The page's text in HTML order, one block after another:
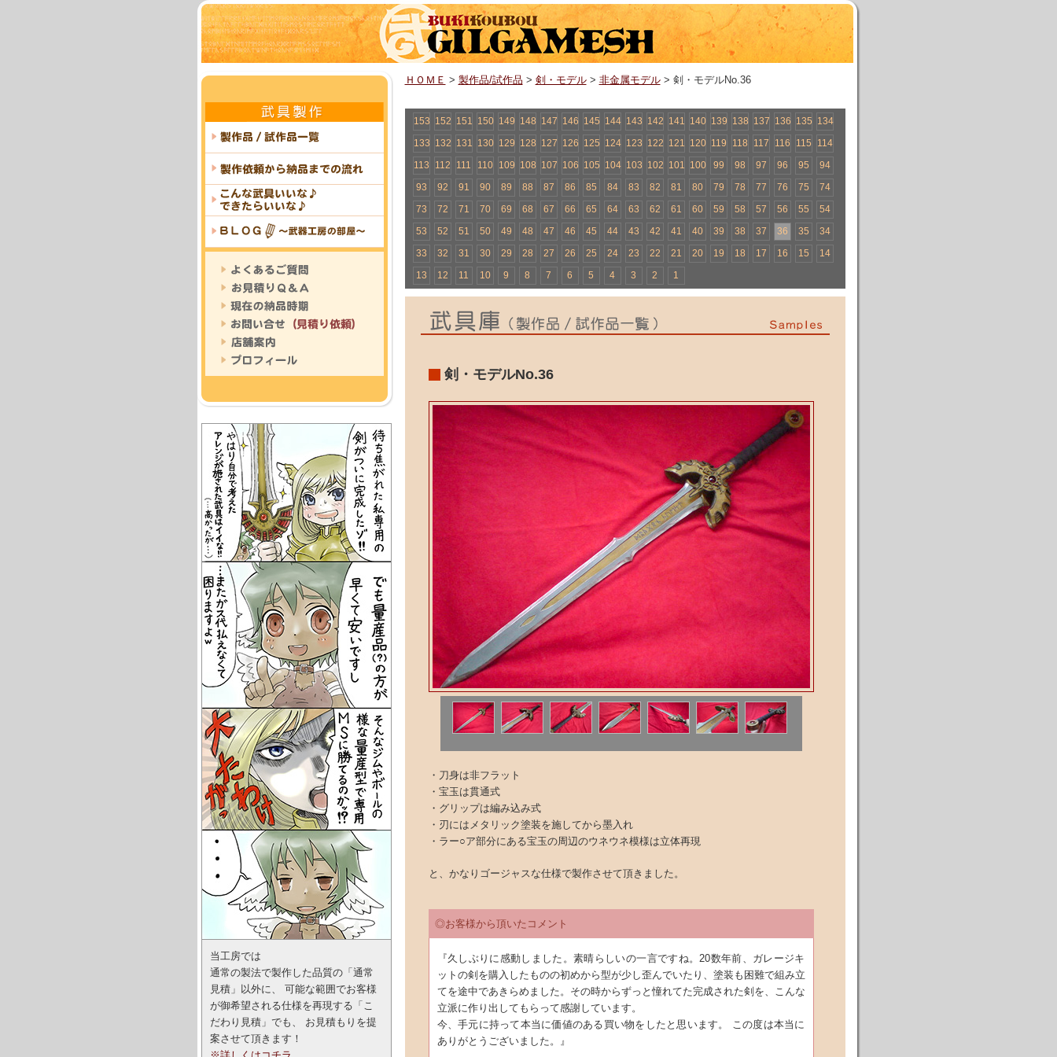
ＨＯＭＥ > 製作品/試作品 > 剣・モデル > 非金属モデル > 剣・モデルNo.36
153 152 151 150 149 148 147 146 145 144 143 142 141 140 139 138 137 136 135 134
133 132 131 130 129 128 127 126 125 124 123 122 121 120 119 118 117 116 115 114
113 112 111 110 109 108 107 106 105 104 103 102 101 100 99 98 97 96 95 94
93 92 91 90 89 88 87 86 85 84 83 82 81 80 79 78 77 76 75 74
73 72 71 70 69 68 67 66 65 64 63 62 61 60 59 58 57 56 55 54
53 52 51 50 49 48 47 46 45 44 43 42 41 40 39 38 37 36 35 34
33 32 31 30 29 28 27 26 25 24 23 22 21 20 19 18 17 16 15 14
13 12 11 10 9 8 7 6 5 4 3 2 1
剣・モデルNo.36
・刀身は非フラット
・宝玉は貫通式
・グリップは編み込み式
・刃にはメタリック塗装を施してから墨入れ
・ラー○ア部分にある宝玉の周辺のウネウネ模様は立体再現
と、かなりゴージャスな仕様で製作させて頂きました。
◎お客様から頂いたコメント
『久しぶりに感動しました。素晴らしいの一言ですね。20数年前、ガレージキ
ットの剣を購入したものの初めから型が少し歪んでいたり、塗装も困難で組み立
てを途中であきらめました。その時からずっと憧れてた完成された剣を、こんな
立派に作り出してもらって感謝しています。
今、手元に持って本当に価値のある買い物をしたと思います。 この度は本当に
ありがとうございました。』
当工房では
通常の製法で製作した品質の「通常
見積」以外に、 可能な範囲でお客様
が御希望される仕様を再現する「こ
だわり見積」でも、 お見積もりを提
案させて頂きます！